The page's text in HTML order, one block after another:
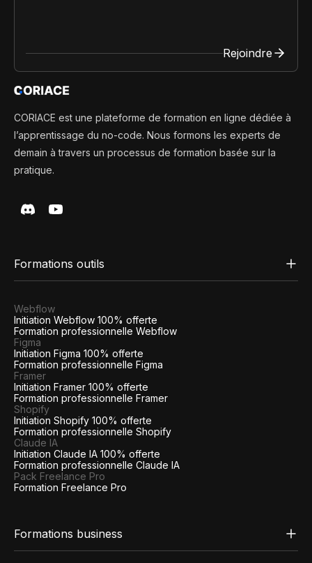
Rejoindre
CORIACE est une plateforme de formation en ligne dédiée à
l’apprentissage du no-code. Nous formons les experts de
demain à travers un processus de formation basée sur la
pratique.
Formations outils
Webflow
Initiation Webflow 100% offerte
Formation professionnelle Webflow
Figma
Initiation Figma 100% offerte
Formation professionnelle Figma
Framer
Initiation Framer 100% offerte
Formation professionnelle Framer
Shopify
Initiation Shopify 100% offerte
Formation professionnelle Shopify
Claude IA
Initiation Claude IA 100% offerte
Formation professionnelle Claude IA
Pack Freelance Pro
Formation Freelance Pro
Formations business